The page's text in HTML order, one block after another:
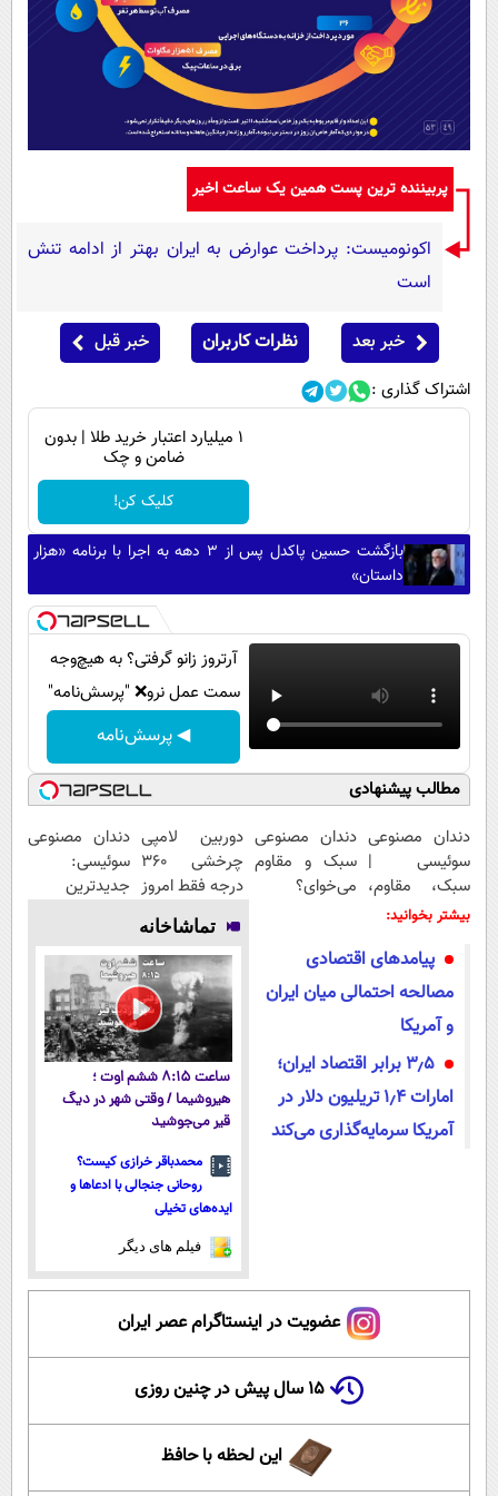
پربیننده ترین پست همین یک ساعت اخیر
اکونومیست: پرداخت عوارض به ایران بهتر از ادامه تنش
است
خبر بعد نظرات کاربران خبر قبل
اشتراک گذاری :
۱ میلیارد اعتبار خرید طلا | بدون
ضامن و چک
کلیک کن!
بازگشت حسین پاکدل پس از ۳ دهه به اجرا با برنامه «هزار
داستان»
آرتروز زانو گرفتی؟ به هیچ‌وجه
سمت عمل نرو❌ "پرسش‌نامه"
◀ پرسش‌نامه
مطالب پیشنهادی
دندان مصنوعی
سوئیسی |
سبک، مقاوم،
طبیعی! ویزیت
اقساطی😍
دندان مصنوعی
سبک و مقاوم
می‌خوای؟
داریم!😍 | 📍
تهران
دوربین لامپی
چرخشی 360
درجه فقط امروز
حراج شد🔥
پرداخت درب
منزل
دندان مصنوعی
سوئیسی:
جدیدترین
پرداخت قسطی
بیشتر بخوانید:
پیامدهای اقتصادی
مصالحه احتمالی میان ایران
و آمریکا
۳٫۵ برابر اقتصاد ایران؛
امارات ۱٫۴ تریلیون دلار در
آمریکا سرمایه‌گذاری می‌کند
تماشاخانه
ساعت ۸:۱۵ ششم اوت ؛
هیروشیما / وقتی شهر در دیگ
قیر می‌جوشید
محمدباقر خرازی کیست؟
روحانی جنجالی با ادعاها و
ایده‌های تخیلی
فیلم های دیگر
عضویت در اینستاگرام عصر ایران
۱۵ سال پیش در چنین روزی
این لحظه با حافظ